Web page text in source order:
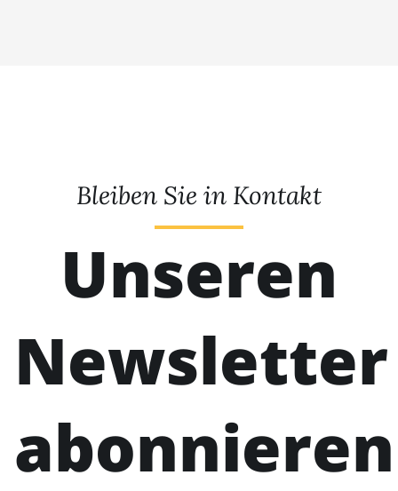
Bleiben Sie in Kontakt
Unseren
Newsletter
abonnieren